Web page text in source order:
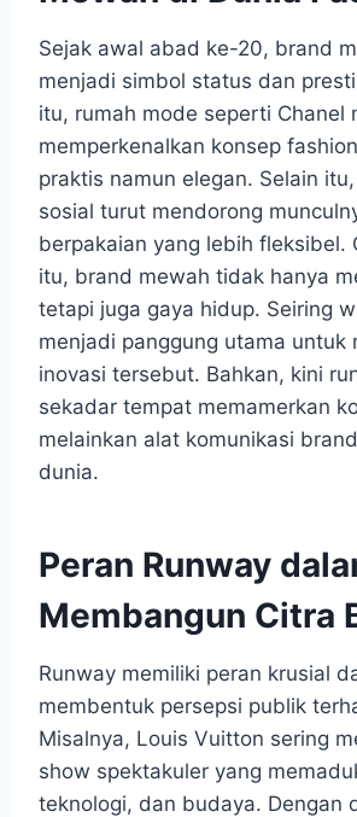
Sejak awal abad ke-20, brand
menjadi simbol status dan
itu, rumah mode seperti Chanel
memperkenalkan konsep
praktis namun elegan. Selain
sosial turut mendorong
berpakaian yang lebih fleksibel.
itu, brand mewah tidak hanya
tetapi juga gaya hidup. Seiring
menjadi panggung utama untuk
inovasi tersebut. Bahkan, kini
sekadar tempat memamerkan
melainkan alat komunikasi
dunia.
Peran Runway
Membangun Citra
Runway memiliki peran krusial
membentuk persepsi publik
Misalnya, Louis Vuitton sering
show spektakuler yang
teknologi, dan budaya. Dengan